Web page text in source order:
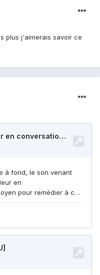
plus j'aimerais savoir ce